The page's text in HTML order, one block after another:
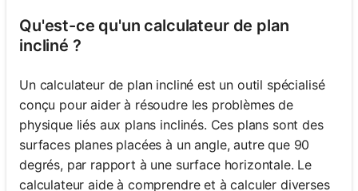
Qu'est-ce qu'un calculateur de plan
incliné ?
Un calculateur de plan incliné est un outil spécialisé
conçu pour aider à résoudre les problèmes de
physique liés aux plans inclinés. Ces plans sont des
surfaces planes placées à un angle, autre que 90
degrés, par rapport à une surface horizontale. Le
calculateur aide à comprendre et à calculer diverses